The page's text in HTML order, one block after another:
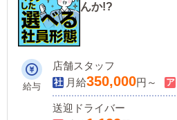
んか!?
給与
店舗スタッフ
月給350,000円～
送迎ドライバー